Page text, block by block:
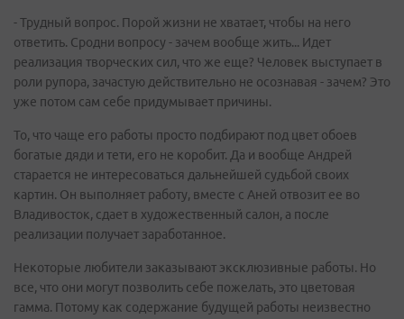
- Трудный вопрос. Порой жизни не хватает, чтобы на него
ответить. Сродни вопросу - зачем вообще жить... Идет
реализация творческих сил, что же еще? Человек выступает в
роли рупора, зачастую действительно не осознавая - зачем? Это
уже потом сам себе придумывает причины.
То, что чаще его работы просто подбирают под цвет обоев
богатые дяди и тети, его не коробит. Да и вообще Андрей
старается не интересоваться дальнейшей судьбой своих
картин. Он выполняет работу, вместе с Аней отвозит ее во
Владивосток, сдает в художественный салон, а после
реализации получает заработанное.
Некоторые любители заказывают эксклюзивные работы. Но
все, что они могут позволить себе пожелать, это цветовая
гамма. Потому как содержание будущей работы неизвестно